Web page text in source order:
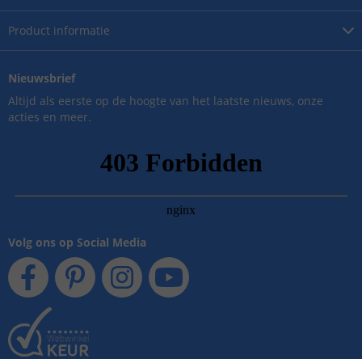
Product informatie
Nieuwsbrief
Altijd als eerste op de hoogte van het laatste nieuws, onze
acties en meer.
Volg ons op Social Media